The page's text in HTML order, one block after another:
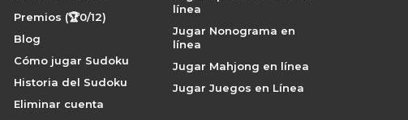
Premios (🏆0/12)
Blog
Cómo jugar Sudoku
Historia del Sudoku
Eliminar cuenta
línea
Jugar Nonograma en
línea
Jugar Mahjong en línea
Jugar Juegos en Línea